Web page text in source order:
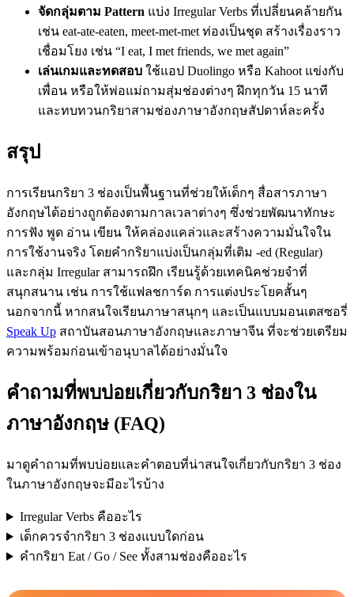
จัดกลุ่มตาม Pattern แบ่ง Irregular Verbs ที่เปลี่ยนคล้ายกัน
เช่น eat-ate-eaten, meet-met-met ท่องเป็นชุด สร้างเรื่องราว
เชื่อมโยง เช่น “I eat, I met friends, we met again”
เล่นเกมและทดสอบ ใช้แอป Duolingo หรือ Kahoot แข่งกับ
เพื่อน หรือให้พ่อแม่ถามสุ่มช่องต่างๆ ฝึกทุกวัน 15 นาที
และทบทวนกริยาสามช่องภาษาอังกฤษสัปดาห์ละครั้ง
สรุป
การเรียนกริยา 3 ช่องเป็นพื้นฐานที่ช่วยให้เด็กๆ สื่อสารภาษา
อังกฤษได้อย่างถูกต้องตามกาลเวลาต่างๆ ซึ่งช่วยพัฒนาทักษะ
การฟัง พูด อ่าน เขียน ให้คล่องแคล่วและสร้างความมั่นใจใน
การใช้งานจริง โดยคำกริยาแบ่งเป็นกลุ่มที่เติม -ed (Regular)
และกลุ่ม Irregular สามารถฝึก เรียนรู้ด้วยเทคนิคช่วยจำที่
สนุกสนาน เช่น การใช้แฟลชการ์ด การแต่งประโยคสั้นๆ
นอกจากนี้ หากสนใจเรียนภาษาสนุกๆ และเป็นแบบมอนเตสซอรี่
Speak Up สถาบันสอนภาษาอังกฤษและภาษาจีน ที่จะช่วยเตรียม
ความพร้อมก่อนเข้าอนุบาลได้อย่างมั่นใจ
คำถามที่พบบ่อยเกี่ยวกับกริยา 3 ช่องใน
ภาษาอังกฤษ (FAQ)
มาดูคำถามที่พบบ่อยและคำตอบที่น่าสนใจเกี่ยวกับกริยา 3 ช่อง
ในภาษาอังกฤษจะมีอะไรบ้าง
Irregular Verbs คืออะไร
เด็กควรจำกริยา 3 ช่องแบบใดก่อน
คำกริยา Eat / Go / See ทั้งสามช่องคืออะไร